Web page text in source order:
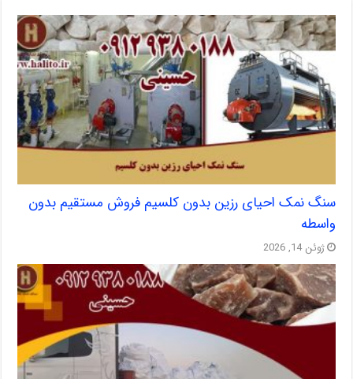
سنگ نمک احیای رزین بدون کلسیم فروش مستقیم بدون
واسطه
ژوئن 14, 2026